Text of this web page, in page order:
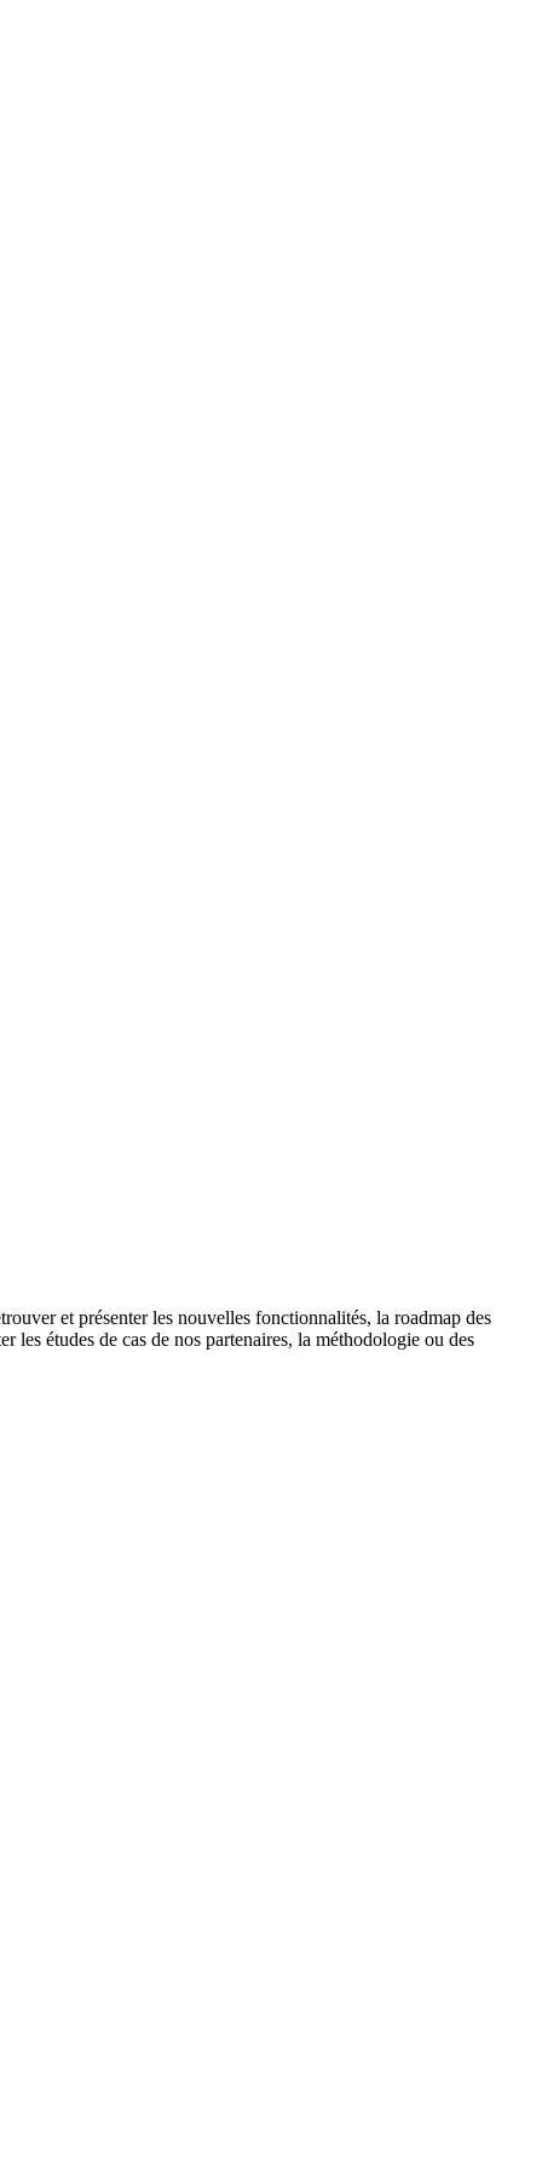
et présenter les nouvelles fonctionnalités, la roadmap des
les études de cas de nos partenaires, la méthodologie ou des